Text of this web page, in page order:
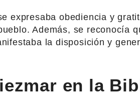
expresaba obediencia y
Además, se reconocía
la disposición y
en la